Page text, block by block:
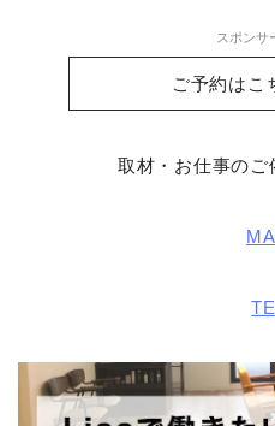
スポンサ
ご予約はこ
取材・お仕事のご